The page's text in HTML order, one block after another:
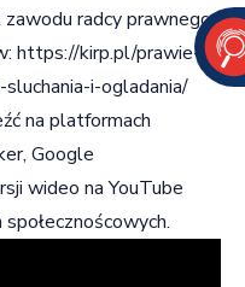
radcy prawnego.
https://kirp.pl/prawie-
i-ogladania/
na platformach
, Google
wideo na YouTube